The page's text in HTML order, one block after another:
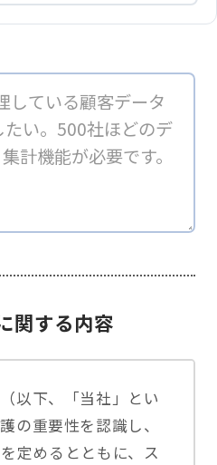
関する内容
以下、「当社」とい
の重要性を認識し、
定めるとともに、ス